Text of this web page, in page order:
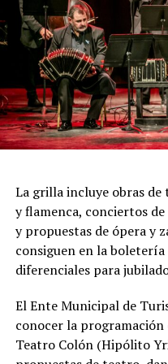
perfectamente
una demostración de
colectivo.
"Queremos que quienes
Furia descubran por qué
todas las generaciones.
nuestras funciones
función hay meses de
equipo para emocionar y
público", expresa
distinguida con los
2026 como Mejor
Faro de Oro 2024.
La grilla incluye obras
y flamenca, conciertos
y propuestas de ópera y
consiguen en la
diferenciales para
El Ente Municipal de
conocer la
Teatro Colón (Hipólito